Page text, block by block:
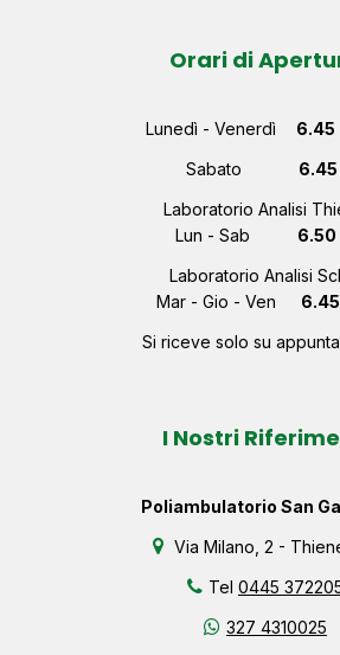
Orari di
Lunedì - Venerdì
6.45
Sabato
6.45
Laboratorio Analisi
Lun - Sab
6.50
Laboratorio Analisi
Mar - Gio - Ven
Si riceve solo su
I Nostri
Poliambulatorio San
Via Milano, 2 -
Tel 0445
327 4310025